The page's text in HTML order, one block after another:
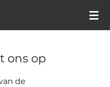
ons op
de